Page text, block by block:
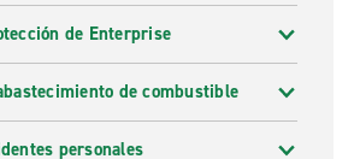
de Enterprise
de combustible
personales